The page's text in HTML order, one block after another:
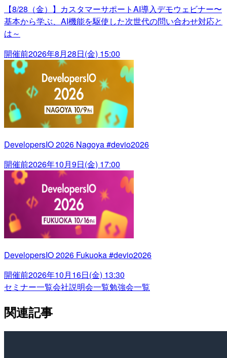
【8/28（金）】カスタマーサポートAI導入デモウェビナー〜
基本から学ぶ、AI機能を駆使した次世代の問い合わせ対応と
は～
開催前2026年8月28日(金) 15:00
DevelopersIO 2026 Nagoya #devio2026
開催前2026年10月9日(金) 17:00
DevelopersIO 2026 Fukuoka #devio2026
開催前2026年10月16日(金) 13:30
セミナー一覧会社説明会一覧勉強会一覧
関連記事